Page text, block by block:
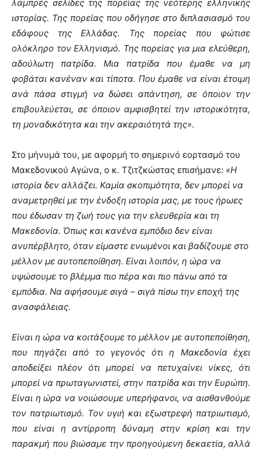
λαμπρές σελίδες της πορείας της νεότερης ελληνικής
ιστορίας. Της πορείας που οδήγησε στο διπλασιασμό του
εδάφους της Ελλάδας. Της πορείας που φώτισε
ολόκληρο τον Ελληνισμό. Της πορείας για μια ελεύθερη,
αδούλωτη πατρίδα. Μια πατρίδα που έμαθε να μη
φοβάται κανέναν και τίποτα. Που έμαθε να είναι έτοιμη
ανά πάσα στιγμή να δώσει απάντηση, σε όποιον την
επιβουλεύεται, σε όποιον αμφισβητεί την ιστορικότητα,
τη μοναδικότητα και την ακεραιότητά της».
Στο μήνυμά του, με αφορμή το σημερινό εορτασμό του
Μακεδονικού Αγώνα, ο κ. Τζιτζκώστας επισήμανε: «Η
ιστορία δεν αλλάζει. Καμία σκοπιμότητα, δεν μπορεί να
αναμετρηθεί με την ένδοξη ιστορία μας, με τους ήρωες
που έδωσαν τη ζωή τους για την ελευθερία και τη
Μακεδονία. Όπως και κανένα εμπόδιο δεν είναι
ανυπέρβλητο, όταν είμαστε ενωμένοι και βαδίζουμε στο
μέλλον με αυτοπεποίθηση. Είναι λοιπόν, η ώρα να
υψώσουμε το βλέμμα πιο πέρα και πιο πάνω από τα
εμπόδια. Να αφήσουμε σιγά – σιγά πίσω την εποχή της
ανασφάλειας.
Είναι η ώρα να κοιτάξουμε το μέλλον με αυτοπεποίθηση,
που πηγάζει από το γεγονός ότι η Μακεδονία έχει
αποδείξει πλέον ότι μπορεί να πετυχαίνει νίκες, ότι
μπορεί να πρωταγωνιστεί, στην πατρίδα και την Ευρώπη.
Είναι η ώρα να νοιώσουμε υπερήφανοι, να αισθανθούμε
τον πατριωτισμό. Τον υγιή και εξωστρεφή πατριωτισμό,
που είναι η αντίρροπη δύναμη στην κρίση και την
παρακμή που βιώσαμε την προηγούμενη δεκαετία, αλλά